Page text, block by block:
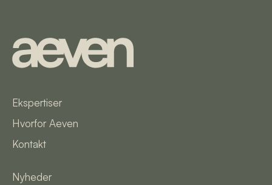
Ekspertiser
Hvorfor Aeven
Kontakt
Nyheder